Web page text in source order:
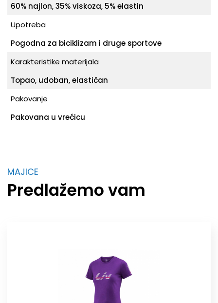
60% najlon, 35% viskoza, 5% elastin
Upotreba
Pogodna za biciklizam i druge sportove
Karakteristike materijala
Topao, udoban, elastičan
Pakovanje
Pakovana u vrećicu
MAJICE
Predlažemo vam